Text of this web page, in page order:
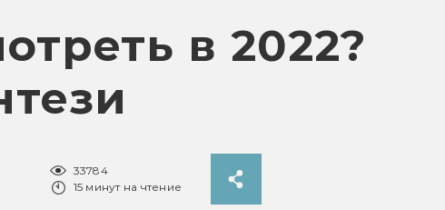
в 2022?
33784
15 минут на чтение